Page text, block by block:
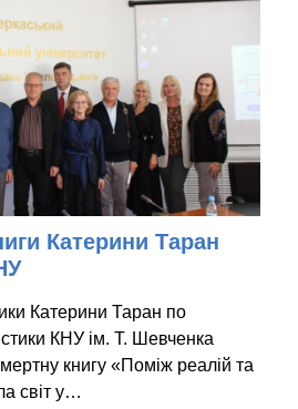
Катерини Таран
Катерини Таран по
КНУ ім. Т. Шевченка
книгу «Поміж реалій та
світ у…